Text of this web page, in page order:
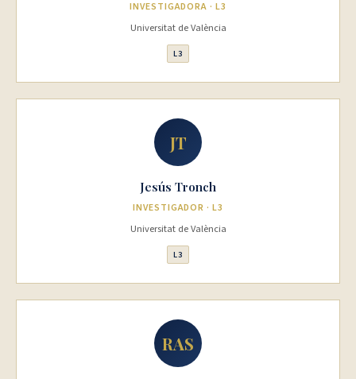
INVESTIGADORA · L3
Universitat de València
L3
JT
Jesús Tronch
INVESTIGADOR · L3
Universitat de València
L3
RAS